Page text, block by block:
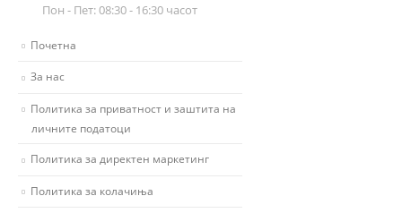
Пон - Пет: 08:30 - 16:30 часот
Почетна
За нас
Политика за приватност и заштита на
личните податоци
Политика за директен маркетинг
Политика за колачиња